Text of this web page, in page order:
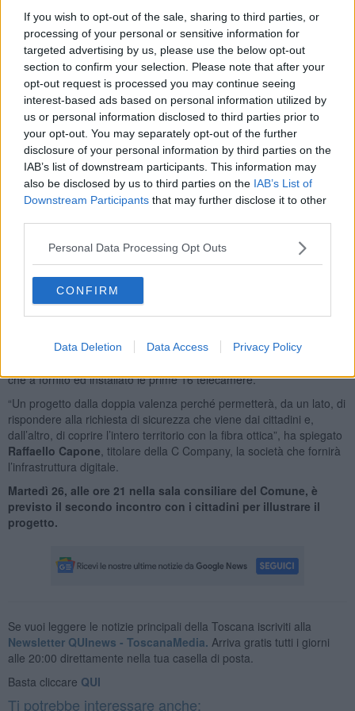
If you wish to opt-out of the sale, sharing to third parties, or
processing of your personal or sensitive information for
targeted advertising by us, please use the below opt-out
section to confirm your selection. Please note that after your
opt-out request is processed you may continue seeing
interest-based ads based on personal information utilized by
us or personal information disclosed to third parties prior to
your opt-out. You may separately opt-out of the further
disclosure of your personal information by third parties on the
IAB’s list of downstream participants. This information may
also be disclosed by us to third parties on the IAB’s List of
Downstream Participants that may further disclose it to other
Personal Data Processing Opt Outs
CONFIRM
Data Deletion Data Access Privacy Policy
strade vicinali – spiega l’Assessore alla sicurezzaEnzo Mobilia
promotore del progetto – per una copertura totale del territorio con
telecamere di ultima generazione supportate da una rete in fibra
ottica per l’invio delle immagini alla Polizia Municipale e al
Comando dei Carabinieri di Bibbona nonché al Commissariato di
Polizia di Cecina”.
Di certo “si tratta di un deterrente e di un ausilio alle Forze
dell’ordine – ha sottolineato il Sindaco,Massimo Fedeli– in
quanto il flusso di dati viene conservato e trasferito alle Forze
dell’ordine quando lo richiedono”. Si tratta di un progetto partito
ha provveduto al primo step di lavori con l’installazione di 16
telecamere, implementato successivamente, dopo aver intercettato
un finanziamento ministeriale di 250mila euro e regionale di 10mila.
A breve, dunque, partirà l’installazione di ulteriori 35 telecamere “di
ultima generazione, capaci di registrare fino a 50 metri, con un
in modo da bypassare i cali di tensione”, ha spiegatoDaniele
che a fornito ed installato le prime 16 telecamere.
“Un progetto dalla doppia valenza perché permetterà, da un lato, di
rispondere alla richiesta di sicurezza che viene dai cittadini e,
dall’altro, di coprire l’intero territorio con la fibra ottica”, ha spiegato
Raffaello Capone , titolare della C Company, la società che fornirà
l’infrastruttura digitale.
Martedì 26, alle ore 21 nella sala consiliare del Comune, è
previsto il secondo incontro con i cittadini per illustrare il
progetto.
Se vuoi leggere le notizie principali della Toscana iscriviti alla
Newsletter QUInews - ToscanaMedia. Arriva gratis tutti i giorni
alle 20:00 direttamente nella tua casella di posta.
Basta cliccare QUI
Ti potrebbe interessare anche: